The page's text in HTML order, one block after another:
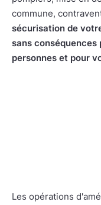
commune,
sécurisation de
sans conséquences
personnes et pour
Les opérations